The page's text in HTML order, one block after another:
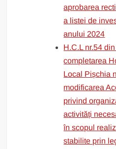
aprobarea
a listei de
anului 2024
H.C.L nr.54
completarea
Local Pișchia
modificarea
privind
activități
în scopul
stabilite prin